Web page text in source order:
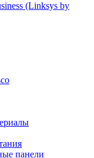
(Linksys by
панели